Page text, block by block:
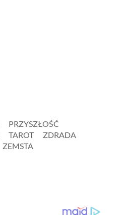
PRZYSZŁOŚĆ
TAROT
ZDRADA
ZEMSTA